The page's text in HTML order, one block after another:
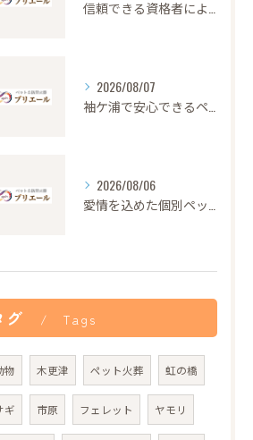
2026/08/07
2026/08/06
グ Tags
物 木更津 ペット火葬 虹の橋
ギ 市原 フェレット ヤモリ